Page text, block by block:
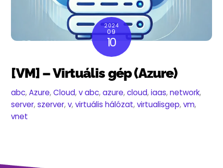
2024
09
10
[VM] – Virtuális gép (Azure)
abc,Azure,Cloud,vabc,azure,cloud,iaas,network,
server,szerver,v,virtuális hálózat,virtualisgep,vm,
vnet